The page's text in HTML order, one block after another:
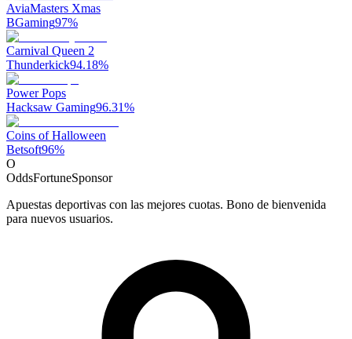
AviaMasters Xmas
BGaming97%
Carnival Queen 2
Thunderkick94.18%
Power Pops
Hacksaw Gaming96.31%
Coins of Halloween
Betsoft96%
O
OddsFortuneSponsor
Apuestas deportivas con las mejores cuotas. Bono de bienvenida
para nuevos usuarios.